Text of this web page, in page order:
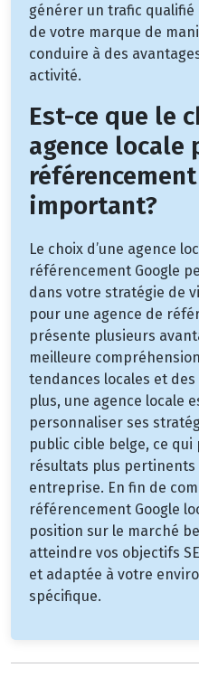
générer un trafic
de votre marque de
conduire à des
activité.
Est-ce que le
agence locale
important?
Le choix d’une agence
référencement Google
dans votre stratégie de
pour une agence de
présente plusieurs
meilleure
tendances locales et
plus, une agence locale
personnaliser ses
public cible belge, ce
résultats plus
entreprise. En fin de
référencement Google
position sur le marché
atteindre vos objectifs
et adaptée à votre
spécifique.